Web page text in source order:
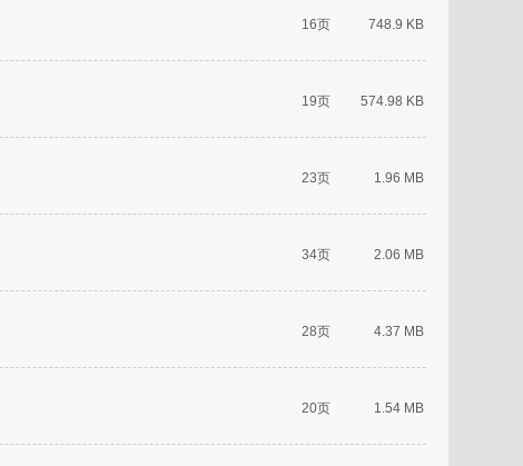
748.9 KB
16页
574.98 KB
19页
1.96 MB
23页
2.06 MB
34页
4.37 MB
28页
1.54 MB
20页